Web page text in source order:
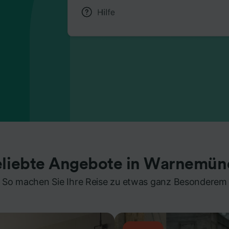
Angebote in
So machen Sie Ihre Reise zu etwas ganz Besonderem